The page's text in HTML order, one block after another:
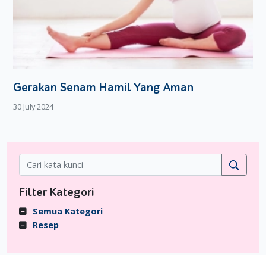
Gerakan Senam Hamil Yang Aman
30 July 2024
Filter Kategori
Semua Kategori
Resep